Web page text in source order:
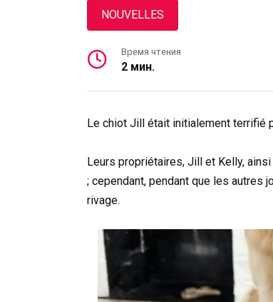
NOUVELLES
Время чтения
2 мин.
Le chiot Jill était initialement terrifié
Leurs propriétaires, Jill et Kelly,
; cependant, pendant que les autres
rivage.